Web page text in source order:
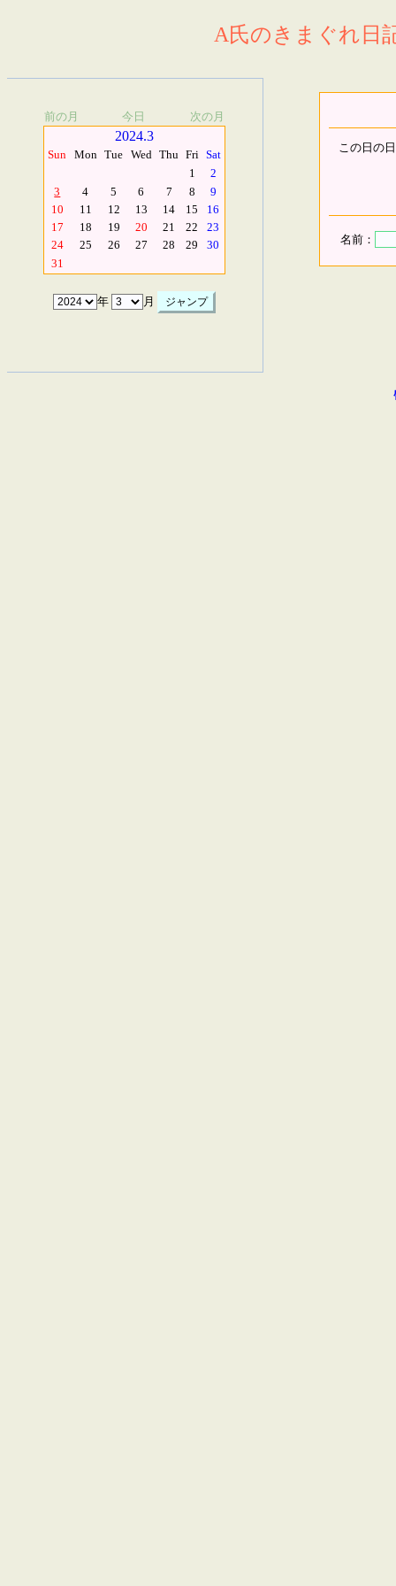
A氏のきまぐれ日
前の月 今日 次の月
2024.3
Sun Mon Tue Wed Thu Fri Sat
1
2
3
4 5 6 7 8
9
10
11 12 13 14 15
16
17
18 19 20 21 22
23
24
25 26 27 28 29
30
31
年 月
この日の
名前：